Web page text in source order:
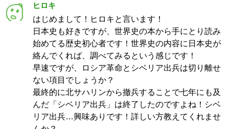
ヒロキ
はじめまして！ヒロキと言います！
日本史も好きですが、世界史の本から手にとり読み
始めてる歴史初心者です！世界史の内容に日本史が
絡んでくれば、調べてみるという感じです！
早速ですが、ロシア革命とシベリア出兵は切り離せ
ない項目でしょうか？
最終的に北サハリンから撤兵することで七年にも及
んだ「シベリア出兵」は終了したのですよね！シベ
リア出兵…興味ありです！詳しい方教えてくれませ